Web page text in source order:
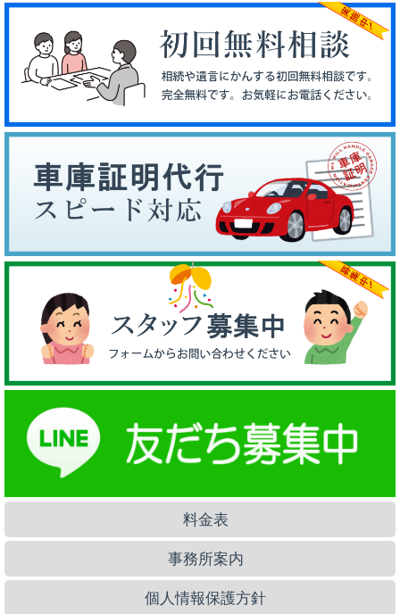
料金表
事務所案内
個人情報保護方針